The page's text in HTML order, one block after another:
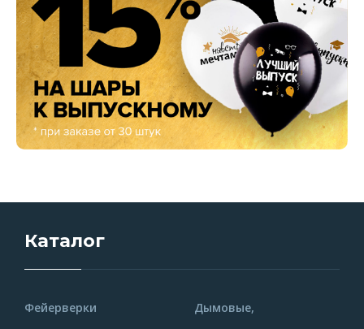
Каталог
Фейерверки
Дымовые,